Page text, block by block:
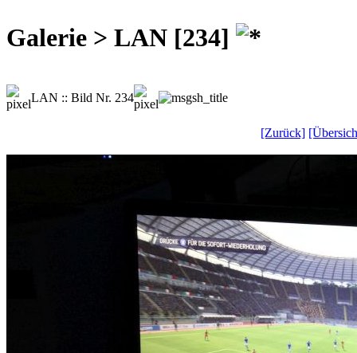
Galerie > LAN [234]
LAN :: Bild Nr. 234
[Zurück]